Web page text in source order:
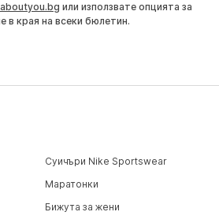
или използвате опцията за
в края на всеки бюлетин.
Суичъри Nike Sportswear
Маратонки
Бижута за жени